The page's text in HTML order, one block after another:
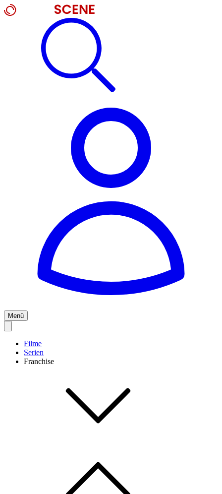
Menü
Filme
Serien
Franchise